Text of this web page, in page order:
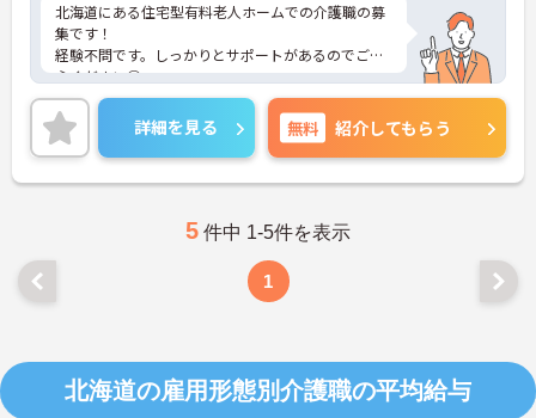
北海道にある住宅型有料老人ホームでの介護職の募
集です！
経験不問です。しっかりとサポートがあるのでご安
心ください◎
残業は無いので、プライベートの時間を大切にでき
ます☆
ご興味のある方には、面接対策ポイントなど、さら
に詳細をお話しいたしますのでお気軽にご相談くだ
さい！
詳細を見る 無料 紹介してもらう
5 件中 1-5件を表示
1
北海道の雇用形態別介護職の平均給与